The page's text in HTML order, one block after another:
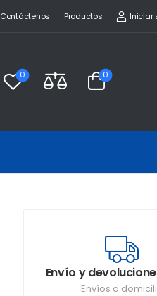
Contáctenos Productos Iniciar
0 0
Envío y
Envíos a